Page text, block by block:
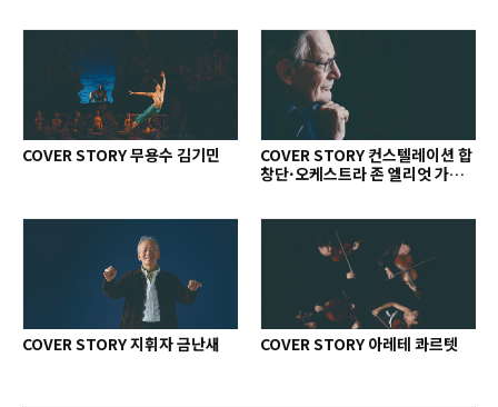
COVER STORY 무용수 김기민
COVER STORY 컨스텔레이션 합
창단·오케스트라 존 엘리엇 가디
COVER STORY 지휘자 금난새 COVER STORY 아레테 콰르텟